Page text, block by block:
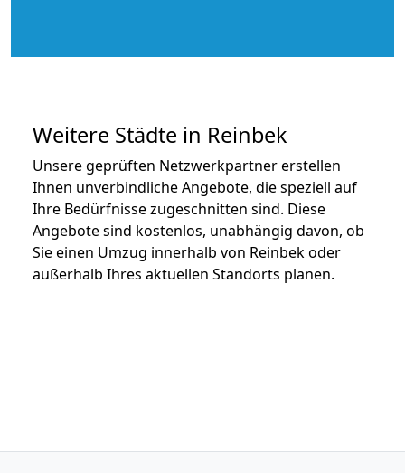
Weitere Städte in Reinbek
Unsere geprüften Netzwerkpartner erstellen
Ihnen unverbindliche Angebote, die speziell auf
Ihre Bedürfnisse zugeschnitten sind. Diese
Angebote sind kostenlos, unabhängig davon, ob
Sie einen Umzug innerhalb von Reinbek oder
außerhalb Ihres aktuellen Standorts planen.